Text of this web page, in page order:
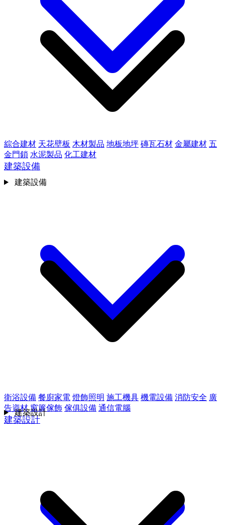
綜合建材 天花壁板 木材製品 地板地坪 磚瓦石材 金屬建材 五
金門鎖 水泥製品 化工建材
建築設備
衛浴設備 餐廚家電 燈飾照明 施工機具 機電設備 消防安全 廣
告資材 窗簾傢飾 傢俱設備 通信電腦
建築設計
建築設備
建築設計